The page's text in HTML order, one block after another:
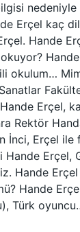
Erçel kaç
Hande
okulum…
Erçel,
Rektör
İnci, Erçel ile
Hande Erçel,
Hande Erçel
Hande
Türk